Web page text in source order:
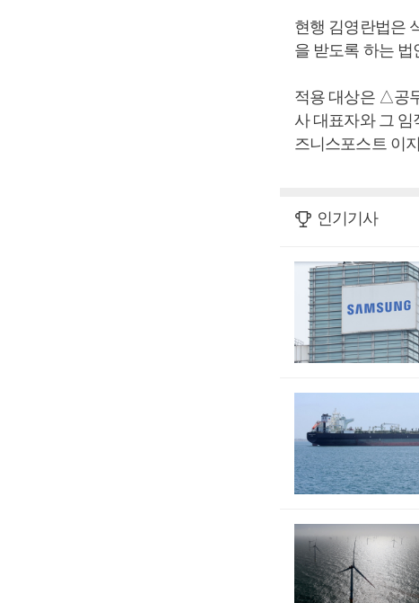
현행 김영란법은
을 받도록 하는 법
적용 대상은 △공
사 대표자와 그 임
즈니스포스트 이
인기기사